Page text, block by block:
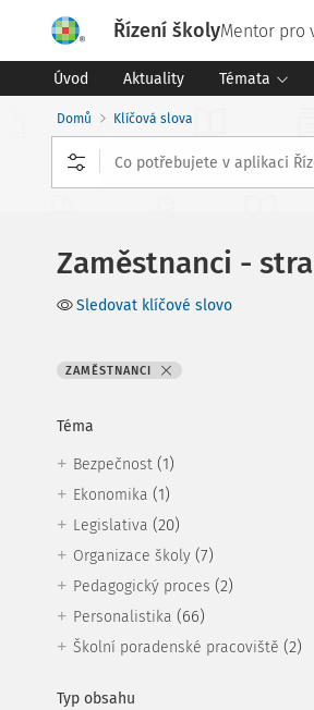
Řízení školyMentor pro
Úvod Aktuality Témata
Domů Klíčová slova
Zaměstnanci -
Sledovat klíčové slovo
ZAMĚSTNANCI
Téma
Bezpečnost (1)
Ekonomika (1)
Legislativa (20)
Organizace školy (7)
Pedagogický proces (2)
Personalistika (66)
Školní poradenské pracoviště (2)
Typ obsahu